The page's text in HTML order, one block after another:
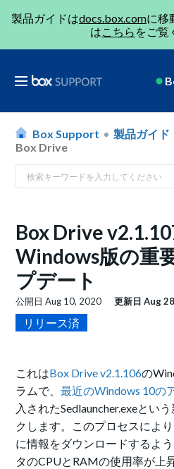
製品ガイドはdocs.box.comに移
はこちら をご覧
Box Support 製品ガイド
Box Drive
Box Drive
Windows版の重
プデート
公開日Aug 10, 2020 更新日Aug
リリース済
これはBox Drive v2.1.106の
ラムで、最近のWindows 10の
入されたSedlauncher.exeとい
クします。このプロセスによ
に情報をダウンロードするよ
タのCPUとRAMの使用率が上